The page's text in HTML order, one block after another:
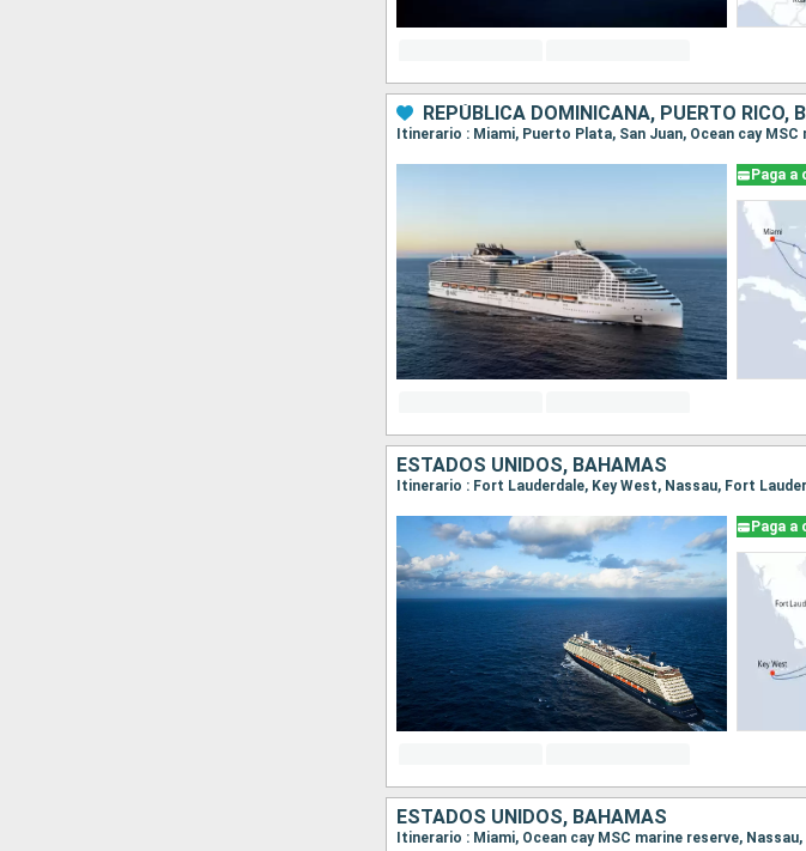
REPÚBLICA DOMINICANA, PUERTO RICO,
Itinerario : Miami, Puerto Plata, San Juan, Ocean cay
Paga a
ESTADOS UNIDOS, BAHAMAS
Itinerario : Fort Lauderdale, Key West, Nassau, Fort
Paga a
ESTADOS UNIDOS, BAHAMAS
Itinerario : Miami, Ocean cay MSC marine reserve,